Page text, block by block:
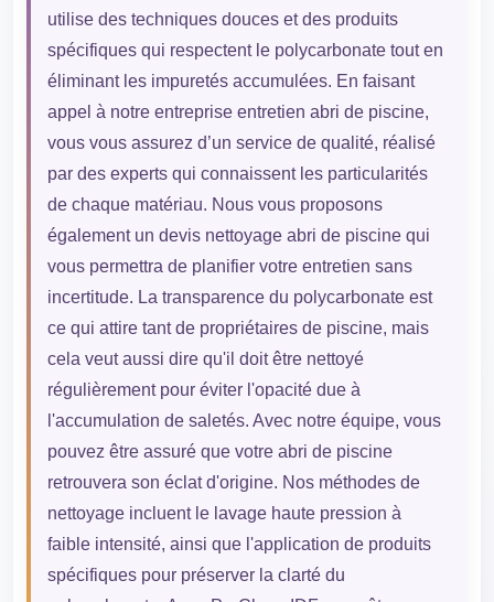
utilise des techniques douces et des produits
spécifiques qui respectent le polycarbonate tout en
éliminant les impuretés accumulées. En faisant
appel à notre entreprise entretien abri de piscine,
vous vous assurez d’un service de qualité, réalisé
par des experts qui connaissent les particularités
de chaque matériau. Nous vous proposons
également un devis nettoyage abri de piscine qui
vous permettra de planifier votre entretien sans
incertitude. La transparence du polycarbonate est
ce qui attire tant de propriétaires de piscine, mais
cela veut aussi dire qu'il doit être nettoyé
régulièrement pour éviter l'opacité due à
l'accumulation de saletés. Avec notre équipe, vous
pouvez être assuré que votre abri de piscine
retrouvera son éclat d'origine. Nos méthodes de
nettoyage incluent le lavage haute pression à
faible intensité, ainsi que l'application de produits
spécifiques pour préserver la clarté du